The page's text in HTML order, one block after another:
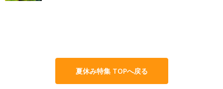
夏休み特集 TOPへ戻る